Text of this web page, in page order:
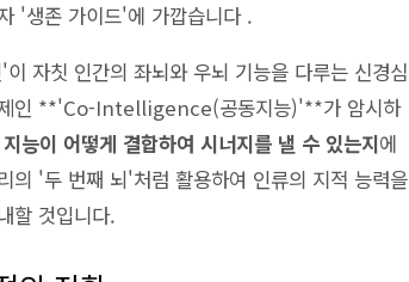
'생존 가이드'에 가깝습니다 .
자칫 인간의 좌뇌와 우뇌 기능을 다루는 신경심
제인 **'Co-Intelligence(공동지능)'**가 암시하
능이 어떻게 결합하여 시너지를 낼 수 있는지에
의 '두 번째 뇌'처럼 활용하여 인류의 지적 능력을
할 것입니다.